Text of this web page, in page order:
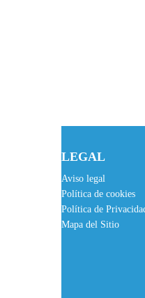
LEGAL
Aviso legal
Política de cookies
Política de
Mapa del Sitio